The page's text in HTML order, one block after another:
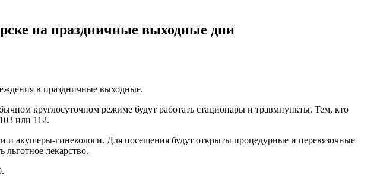
на праздничные выходные дни
в праздничные выходные.
круглосуточном режиме будут работать стационары и травмпункты. Тем, кто
или 112.
и акушеры-гинекологи. Для посещения будут открыты процедурные и перевязочные
лекарство.